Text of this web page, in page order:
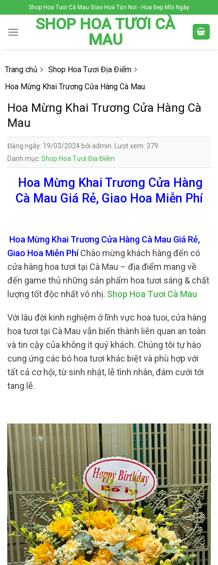
to
content
Shop Hoa Tươi Cà Mau Giao Hoa Tận Nơi - Hoa Đẹp Mỗi Ngày
SHOP HOA TƯƠI CÀ
MAU
Trang chủ
Shop Hoa Tươi Địa Điểm
Hoa Mừng Khai Trương Cửa Hàng Cà Mau
Hoa Mừng Khai Trương Cửa Hàng Cà
Mau
Đăng ngày: 19/03/2024 bởi admin. Lượt xem: 379
Danh mục: Shop Hoa Tươi Địa Điểm
Hoa Mừng Khai Trương Cửa Hàng
Cà Mau Giá Rẻ, Giao Hoa Miễn Phí
Hoa Mừng Khai Trương Cửa Hàng Cà Mau Giá Rẻ,
Giao Hoa Miễn PhíChào mừng khách hàng đến có
cửa hàng hoa tươi tại Cà Mau – địa điểm mang về
đến game thủ những sản phẩm hoa tươi sáng & chất
lượng tốt độc nhất vô nhị. Shop Hoa Tươi Cà Mau
Với lâu đời kinh nghiệm ở lĩnh vực hoa tuoi, cửa hàng
hoa tươi tại Cà Mau vẫn biến thành liên quan an toàn
và tin cậy của không ít quý khách. Chúng tôi tự hào
cung ứng các bó hoa tươi khác biệt và phù hợp với
tất cả cơ hội, từ sinh nhật, lễ tình nhân, đám cưới tới
tang lễ.